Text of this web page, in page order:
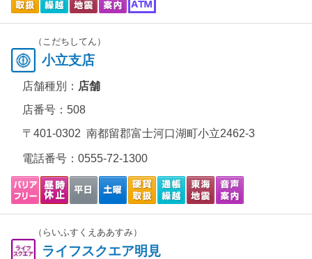
（こだちしてん）
小立支店
店舗種別： 店舗
店番号：508
〒401-0302 南都留郡富士河口湖町小立2462-3
電話番号： 0555-72-1300
（らいふすくえああすみ）
ライフスクエア明見